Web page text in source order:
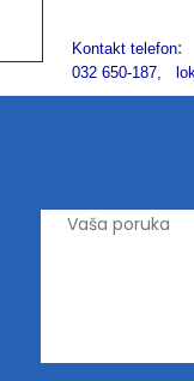
Kontakt telefon:
032 650-187,